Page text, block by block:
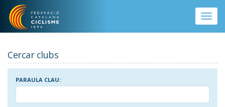
Vés al contingut
Toggle
Cercar clubs
PARAULA CLAU: